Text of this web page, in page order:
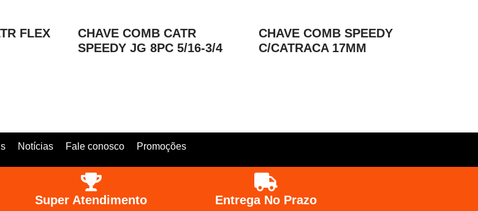
FLEX
CHAVE COMB CATR
SPEEDY JG 8PC 5/16-3/4
CHAVE COMB SPEEDY
C/CATRACA 17MM
Notícias Fale conosco Promoções
Super Atendimento Entrega No Prazo